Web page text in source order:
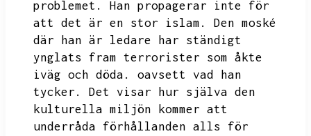
problemet.
Han propagerar inte för
att det är en stor islam.
Den moské
där han är ledare har ständigt
ynglats fram terrorister som åkte
iväg och döda.
oavsett vad han
tycker.
Det visar hur själva den
kulturella miljön kommer att
underråda förhållanden alls för